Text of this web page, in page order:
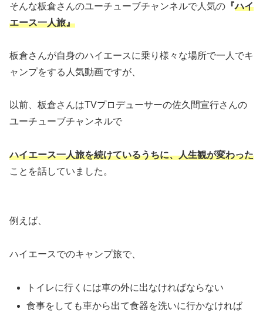
そんな板倉さんのユーチューブチャンネルで人気の 『ハイ
エース一人旅』
板倉さんが自身のハイエースに乗り様々な場所で一人でキ
ャンプをする人気動画ですが、
以前、板倉さんはTVプロデューサーの佐久間宣行さんの
ユーチューブチャンネルで
ハイエース一人旅を続けているうちに、人生観が変わった
ことを話していました。
例えば、
ハイエースでのキャンプ旅で、
トイレに行くには車の外に出なければならない
食事をしても車から出て食器を洗いに行かなければ